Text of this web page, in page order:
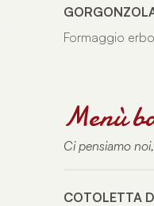
Formaggio
Menù
Ci pensiamo
COTOLETTA